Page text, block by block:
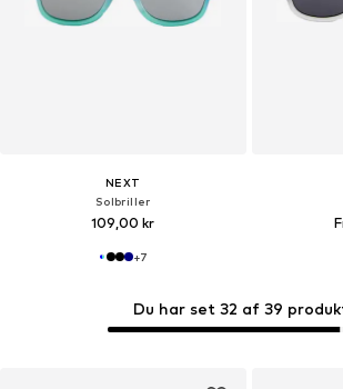
NEXT
Solbriller
109,00 kr
+7
Du har set 32 af 39